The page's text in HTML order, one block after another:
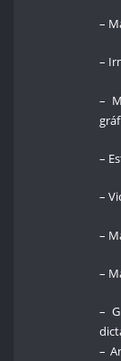
–
–
–
–
–
–
–
–
–